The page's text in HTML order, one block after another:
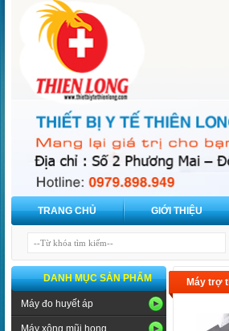
TRANG CHỦ GIỚI THIỆU
DANH MỤC SẢN PHẨM
Máy đo huyết áp
Máy trợ